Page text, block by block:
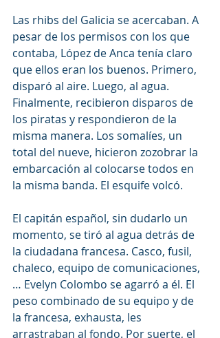
Las rhibs del Galicia se acercaban. A
pesar de los permisos con los que
contaba, López de Anca tenía claro
que ellos eran los buenos. Primero,
disparó al aire. Luego, al agua.
Finalmente, recibieron disparos de
los piratas y respondieron de la
misma manera. Los somalíes, un
total del nueve, hicieron zozobrar la
embarcación al colocarse todos en
la misma banda. El esquife volcó.
El capitán español, sin dudarlo un
momento, se tiró al agua detrás de
la ciudadana francesa. Casco, fusil,
chaleco, equipo de comunicaciones,
… Evelyn Colombo se agarró a él. El
peso combinado de su equipo y de
la francesa, exhausta, les
arrastraban al fondo. Por suerte, el